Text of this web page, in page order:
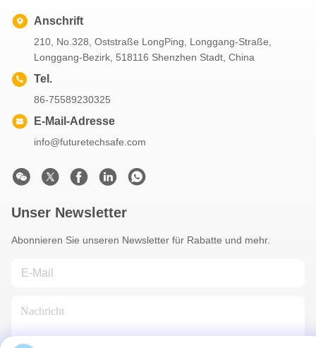
Anschrift
210, No.328, Oststraße LongPing, Longgang-Straße,
Longgang-Bezirk, 518116 Shenzhen Stadt, China
Tel.
86-75589230325
E-Mail-Adresse
info@futuretechsafe.com
Unser Newsletter
Abonnieren Sie unseren Newsletter für Rabatte und mehr.